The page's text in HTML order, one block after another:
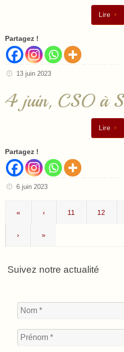
Lire
Partagez !
13 juin 2023
4 juin, CSO à
Lire
Partagez !
6 juin 2023
« ‹ 11 12
› »
Suivez notre actualité